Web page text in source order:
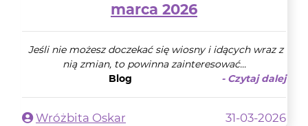
marca 2026
Jeśli nie możesz doczekać się wiosny i idących wraz z
nią zmian, to powinna zainteresować...
Blog
- Czytaj dalej
Wróżbita Oskar 31-03-2026